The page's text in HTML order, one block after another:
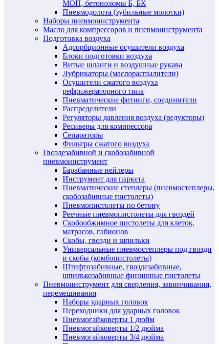
МОП, бетоноломы Б, БК
Пневмодолота (зубильные молотки)
Наборы пневмоинструмента
Масло для компрессоров и пневмоинструмента
Подготовка воздуха
Адсорбционные осушители воздуха
Блоки подготовки воздуха
Витые шланги и воздушные рукава
Лубрикаторы (маслораспылители)
Осушители сжатого воздуха
рефрижераторного типа
Пневматические фитинги, соединители
Распределители
Регуляторы давления воздуха (редукторы)
Ресиверы для компрессора
Сепараторы
Фильтры сжатого воздуха
Гвоздезабивной и скобозабивной
пневмоинструмент
Барабанные нейлеры
Инструмент для паркета
Пневматические степлеры (пневмостеплеры,
скобозабивные пистолеты)
Пневмопистолеты по бетону
Реечные пневмопистолеты для гвоздей
Скобообжимное пистолеты для клеток,
матрасов, габионов
Скобы, гвозди и шпильки
Универсальные пневмостеплеры под гвозди
и скобы (комбопистолеты)
Штифтозабивные, гвоздезабивные,
шпилькозабивные финишные пистолеты
Пневмоинструмент для сверления, завинчивания,
перемешивания
Наборы ударных головок
Переходники для ударных головок
Пневмогайковерты 1 дюйм
Пневмогайковерты 1/2 дюйма
Пневмогайковерты 3/4 дюйма